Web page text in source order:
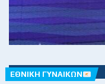
ΕΘΝΙΚΉ ΓΥΝΑΙΚΏΝ